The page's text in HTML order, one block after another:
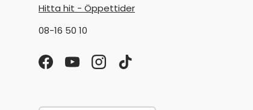
Hitta hit - Öppettider
08-16 50 10
FacebookYouTubeInstagram
TikTok